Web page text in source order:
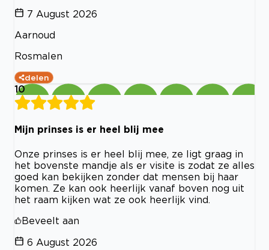
7 August 2026
Aarnoud
Rosmalen
delen
10
Mijn prinses is er heel blij mee
Onze prinses is er heel blij mee, ze ligt graag in
het bovenste mandje als er visite is zodat ze alles
goed kan bekijken zonder dat mensen bij haar
komen. Ze kan ook heerlijk vanaf boven nog uit
het raam kijken wat ze ook heerlijk vind.
Beveelt aan
6 August 2026